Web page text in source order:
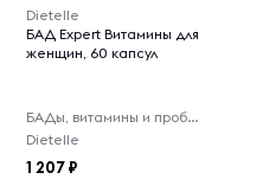
Dietelle
БАД Expert Витамины для
женщин, 60 капсул
БАДы, витамины и пробиотики
Dietelle
1 207